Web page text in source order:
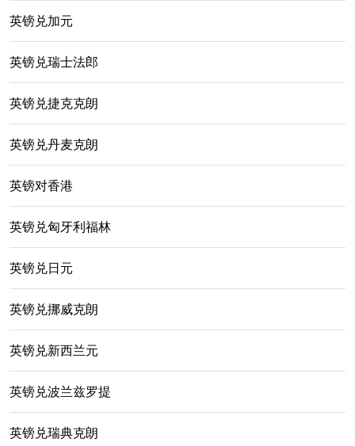
英镑兑加元
英镑兑瑞士法郎
英镑兑捷克克朗
英镑兑丹麦克朗
英镑对香港
英镑兑匈牙利福林
英镑兑日元
英镑兑挪威克朗
英镑兑新西兰元
英镑兑波兰兹罗提
英镑兑瑞典克朗